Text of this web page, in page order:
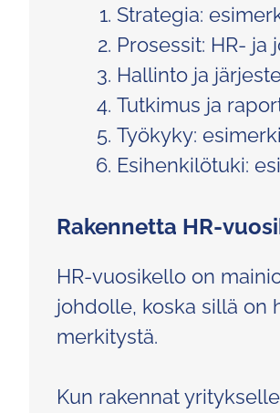
Strategia:
Prosessit: HR-
Hallinto ja
Tutkimus ja
Työkyky:
Esihenkilötuki:
Rakennetta HR-
HR-vuosikello on
johdolle, koska sillä on
merkitystä.
Kun rakennat